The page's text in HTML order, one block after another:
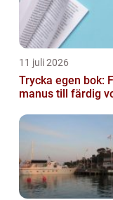
11 juli 2026
Trycka egen bok:
manus till färdig